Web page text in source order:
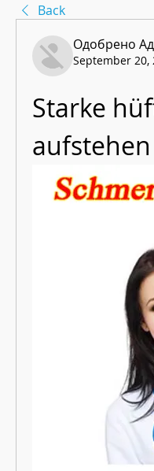
Back
Одобрено
September 20,
Starke
aufstehen